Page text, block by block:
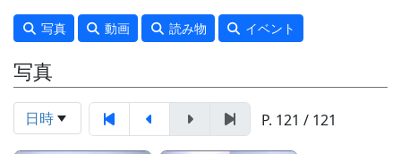
写真 動画 読み物 イベント
写真
日時 P. 121 / 121